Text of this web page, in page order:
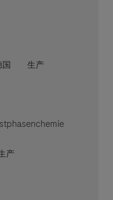
职位类别
生产
位类别
产